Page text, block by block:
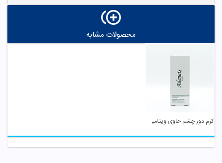
محصولات مشابه
کرم دور چشم حاوی ویتامین کا آدنایس